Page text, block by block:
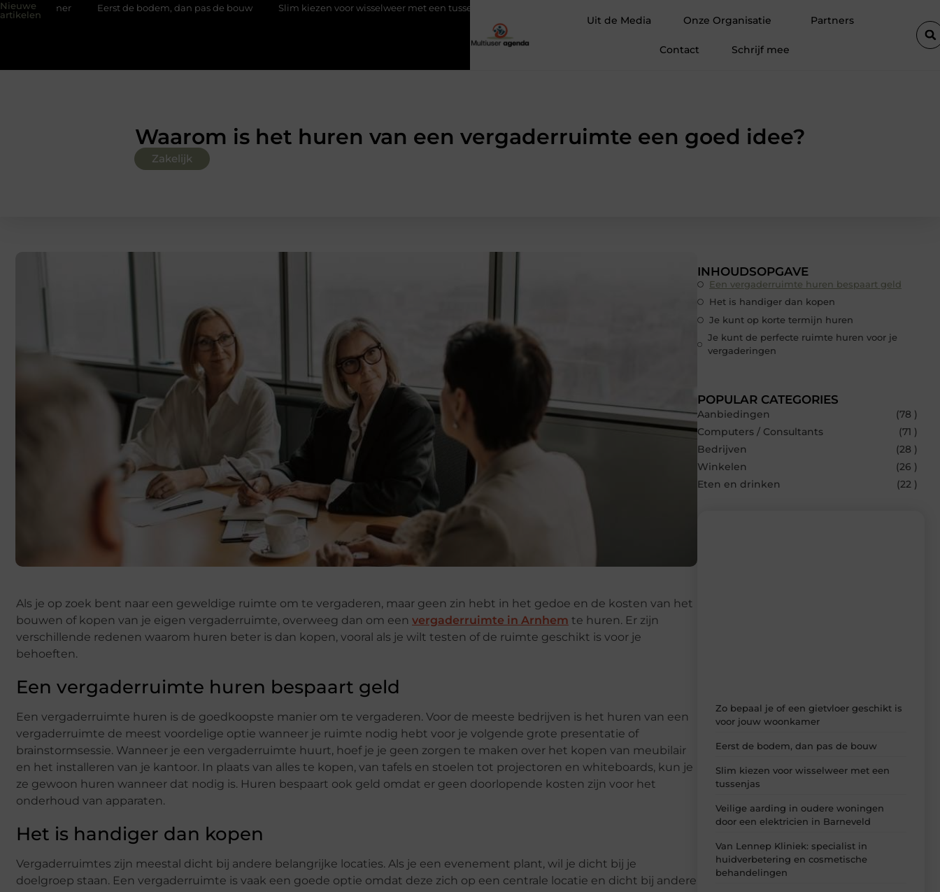
Nieuwe
artikelen
Eerst de bodem, dan pas de bouw Slim kiezen voor wisselweer met een tussenjas Veilige aarding in oudere woningen door een elektricien in Barneveld
Uit de Media Onze Organisatie Partners
Contact Schrijf mee
Waarom is het huren van een vergaderruimte een goed idee?
Zakelijk
Als je op zoek bent naar een geweldige ruimte om te vergaderen, maar geen zin hebt in het gedoe en de kosten van het
bouwen of kopen van je eigen vergaderruimte, overweeg dan om een ​​ vergaderruimte in Arnhem te huren. Er zijn
verschillende redenen waarom huren beter is dan kopen, vooral als je wilt testen of de ruimte geschikt is voor je
behoeften.
Een vergaderruimte huren bespaart geld
Een vergaderruimte huren is de goedkoopste manier om te vergaderen. Voor de meeste bedrijven is het huren van een
vergaderruimte de meest voordelige optie wanneer je ruimte nodig hebt voor je volgende grote presentatie of
brainstormsessie. Wanneer je een vergaderruimte huurt, hoef je je geen zorgen te maken over het kopen van meubilair
en het installeren van je kantoor. In plaats van alles te kopen, van tafels en stoelen tot projectoren en whiteboards, kun je
ze gewoon huren wanneer dat nodig is. Huren bespaart ook geld omdat er geen doorlopende kosten zijn voor het
onderhoud van apparaten.
Het is handiger dan kopen
Vergaderruimtes zijn meestal dicht bij andere belangrijke locaties. Als je een evenement plant, wil je dicht bij je
doelgroep staan. Een vergaderruimte is vaak een goede optie omdat deze zich op een centrale locatie en dicht bij andere
INHOUDSOPGAVE
Een vergaderruimte huren bespaart geld
Het is handiger dan kopen
Je kunt op korte termijn huren
Je kunt de perfecte ruimte huren voor je
vergaderingen
POPULAR CATEGORIES
Aanbiedingen
(78 )
Computers / Consultants
(71 )
Bedrijven
(28 )
Winkelen
(26 )
Eten en drinken
(22 )
Zo bepaal je of een gietvloer geschikt is
voor jouw woonkamer
Eerst de bodem, dan pas de bouw
Slim kiezen voor wisselweer met een
tussenjas
Veilige aarding in oudere woningen
door een elektricien in Barneveld
Van Lennep Kliniek: specialist in
huidverbetering en cosmetische
behandelingen